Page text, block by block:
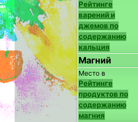
Рейтинге
варений и
джемов по
содержанию
кальция
Магний
Место в
Рейтинге
продуктов по
содержанию
магния